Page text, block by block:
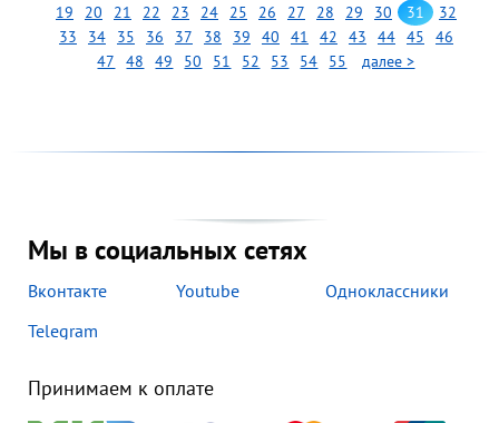
19
20 21 22 23 24 25 26 27 28 29 30 31
32
33
34 35 36 37 38 39 40 41 42 43 44 45
46
47
48 49 50 51 52 53 54 55 далее >
Мы в социальных сетях
Вконтакте Youtube
Одноклассники
Telegram
Принимаем к оплате